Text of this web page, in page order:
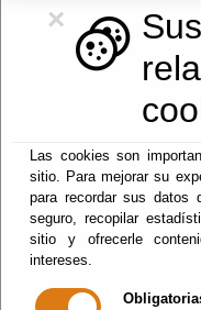
×
Las cookies son
sitio. Para mejorar su
para recordar sus datos
seguro, recopilar
sitio y ofrecerle
intereses.